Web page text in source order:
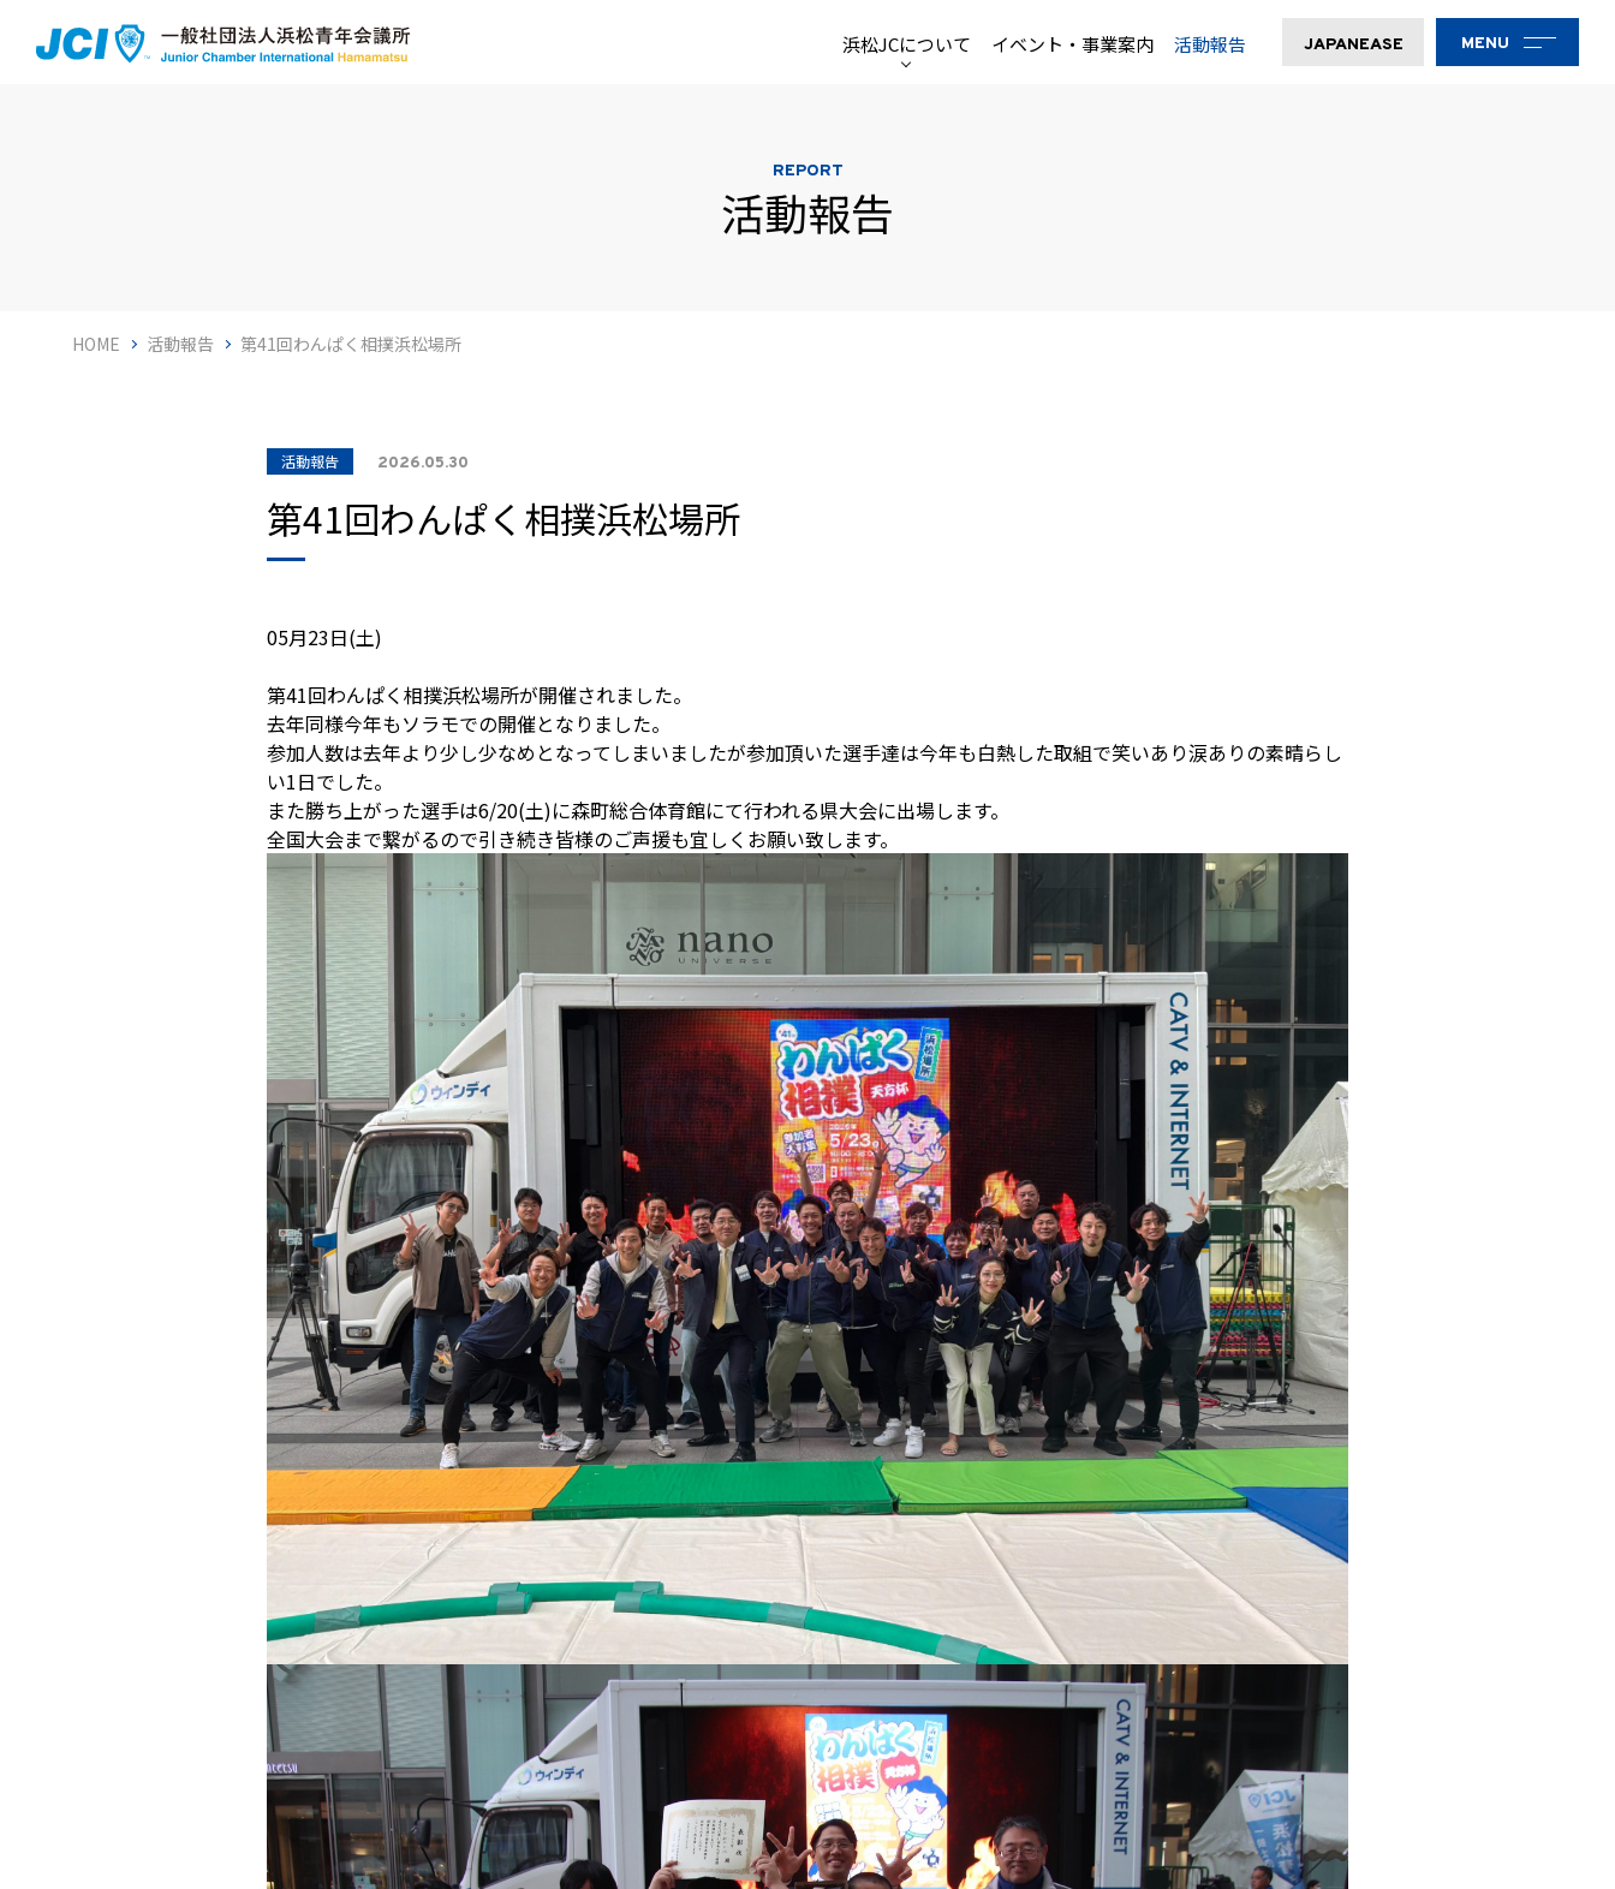
浜松JCについて イベント・事業案内 活動報告 JAPANEASE MENU
REPORT
活動報告
HOME 活動報告 第41回わんぱく相撲浜松場所
活動報告 2026.05.30
第41回わんぱく相撲浜松場所
05月23日(土)
第41回わんぱく相撲浜松場所が開催されました。
去年同様今年もソラモでの開催となりました。
参加人数は去年より少し少なめとなってしまいましたが参加頂いた選手達は今年も白熱した取組で笑いあり涙ありの素晴らし
い1日でした。
また勝ち上がった選手は6/20(土)に森町総合体育館にて行われる県大会に出場します。
全国大会まで繋がるので引き続き皆様のご声援も宜しくお願い致します。